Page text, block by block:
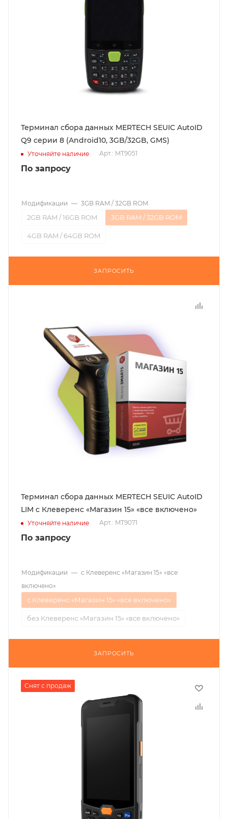
Терминал сбора данных MERTECH SEUIC AutoID
Q9 серии 8 (Android10, 3GB/32GB, GMS)
Уточняйте наличие Арт.: MT9051
По запросу
ЗАПРОСИТЬ
Модификации — 3GB RAM / 32GB ROM
2GB RAM / 16GB ROM 3GB RAM / 32GB ROM
4GB RAM / 64GB ROM
Терминал сбора данных MERTECH SEUIC AutoID
LIM c Клеверенс «Магазин 15» «все включено»
Уточняйте наличие Арт.: MT9071
По запросу
ЗАПРОСИТЬ
Модификации — c Клеверенс «Магазин 15» «все
включено»
c Клеверенс «Магазин 15» «все включено»
без Клеверенс «Магазин 15» «все включено»
Снят с продаж